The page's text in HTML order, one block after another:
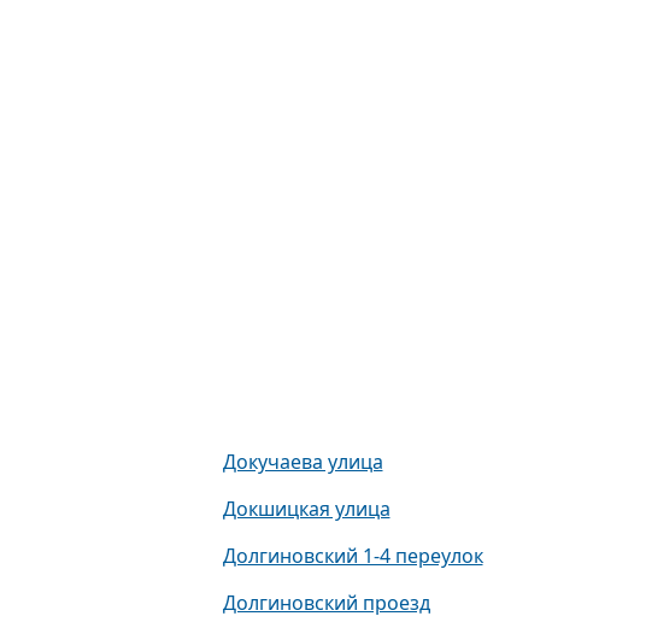
Докучаева улица
Докшицкая улица
Долгиновский 1-4 переулок
Долгиновский проезд